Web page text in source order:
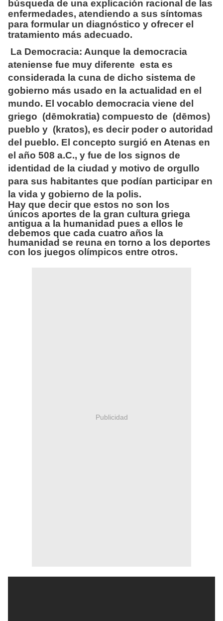
búsqueda de una explicación racional de las
enfermedades, atendiendo a sus síntomas
para formular un diagnóstico y ofrecer el
tratamiento más adecuado.
La Democracia: Aunque la democracia
ateniense fue muy diferente esta es
considerada la cuna de dicho sistema de
gobierno más usado en la actualidad en el
mundo. El vocablo democracia viene del
griego (dēmokratia) compuesto de (dēmos)
pueblo y (kratos), es decir poder o autoridad
del pueblo. El concepto surgió en Atenas en
el año 508 a.C., y fue de los signos de
identidad de la ciudad y motivo de orgullo
para sus habitantes que podían participar en
la vida y gobierno de la polis.
Hay que decir que estos no son los
únicos aportes de la gran cultura griega
antigua a la humanidad pues a ellos le
debemos que cada cuatro años la
humanidad se reuna en torno a los deportes
con los juegos olímpicos entre otros.
Publicidad